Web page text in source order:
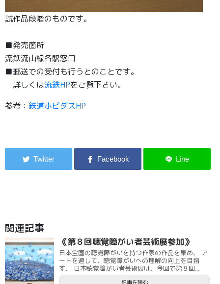
試作品段階のものです。
■発売箇所
流鉄流山線各駅窓口
■郵送での受付も行うとのことです。
詳しくは流鉄HPをご覧下さい。
参考： 鉄道ホビダスHP
関連記事
《第８回聴覚障がい者芸術展参加》
日本全国の聴覚障がいを持つ作家の作品を集め、 ア
ートを通して、聴覚障がいへの理解の向上を目指
す、 日本聴覚障がい者芸術展は、今回で第８回...